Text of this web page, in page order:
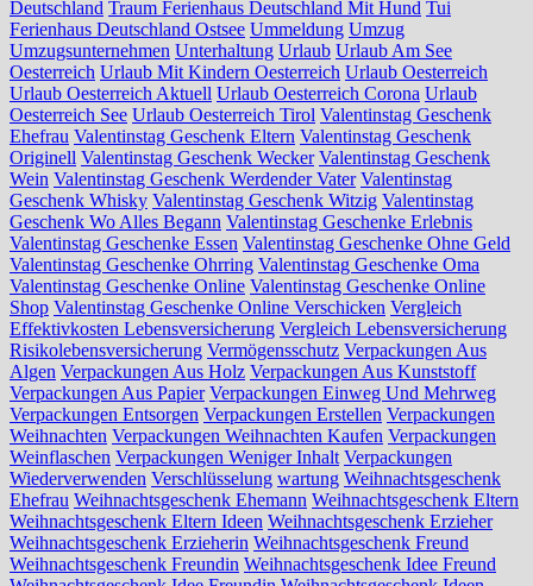
Deutschland Traum Ferienhaus Deutschland Mit Hund Tui
Ferienhaus Deutschland Ostsee Ummeldung Umzug
Umzugsunternehmen Unterhaltung Urlaub Urlaub Am See
Oesterreich Urlaub Mit Kindern Oesterreich Urlaub Oesterreich
Urlaub Oesterreich Aktuell Urlaub Oesterreich Corona Urlaub
Oesterreich See Urlaub Oesterreich Tirol Valentinstag Geschenk
Ehefrau Valentinstag Geschenk Eltern Valentinstag Geschenk
Originell Valentinstag Geschenk Wecker Valentinstag Geschenk
Wein Valentinstag Geschenk Werdender Vater Valentinstag
Geschenk Whisky Valentinstag Geschenk Witzig Valentinstag
Geschenk Wo Alles Begann Valentinstag Geschenke Erlebnis
Valentinstag Geschenke Essen Valentinstag Geschenke Ohne Geld
Valentinstag Geschenke Ohrring Valentinstag Geschenke Oma
Valentinstag Geschenke Online Valentinstag Geschenke Online
Shop Valentinstag Geschenke Online Verschicken Vergleich
Effektivkosten Lebensversicherung Vergleich Lebensversicherung
Risikolebensversicherung Vermögensschutz Verpackungen Aus
Algen Verpackungen Aus Holz Verpackungen Aus Kunststoff
Verpackungen Aus Papier Verpackungen Einweg Und Mehrweg
Verpackungen Entsorgen Verpackungen Erstellen Verpackungen
Weihnachten Verpackungen Weihnachten Kaufen Verpackungen
Weinflaschen Verpackungen Weniger Inhalt Verpackungen
Wiederverwenden Verschlüsselung wartung Weihnachtsgeschenk
Ehefrau Weihnachtsgeschenk Ehemann Weihnachtsgeschenk Eltern
Weihnachtsgeschenk Eltern Ideen Weihnachtsgeschenk Erzieher
Weihnachtsgeschenk Erzieherin Weihnachtsgeschenk Freund
Weihnachtsgeschenk Freundin Weihnachtsgeschenk Idee Freund